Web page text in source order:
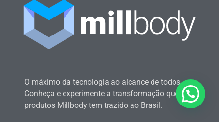
O máximo da tecnologia ao alcance de todos.
Conheça e experimente a transformação que os
produtos Millbody tem trazido ao Brasil.